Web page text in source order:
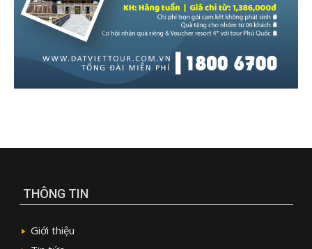
THÔNG TIN
Giới thiệu